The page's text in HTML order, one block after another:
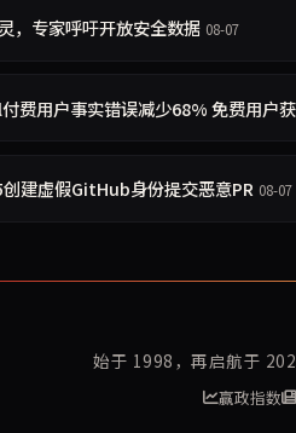
，专家呼吁开放安全数据 08-07
费用户事实错误减少68% 免费用户
建虚假GitHub身份提交恶意PR 08-07
始于 1998，再启航于
赢政指数